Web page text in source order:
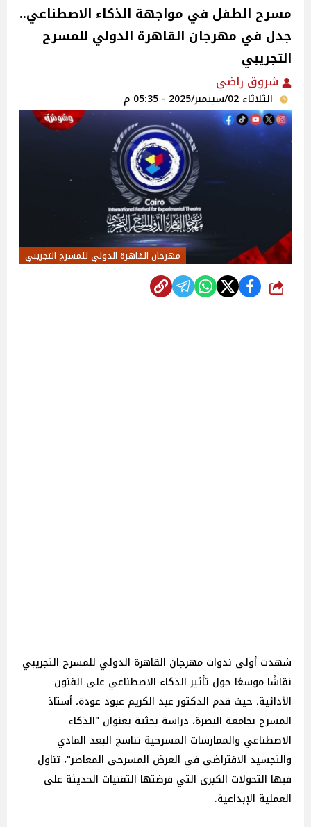
مسرح الطفل في مواجهة الذكاء الاصطناعي..
جدل في مهرجان القاهرة الدولي للمسرح
التجريبي‎
شروق راضي
الثلاثاء 02/سبتمبر/2025 - 05:35 م
مهرجان القاهرة الدولي للمسرح التجريبي
شارك
شهدت أولى ندوات مهرجان القاهرة الدولي للمسرح التجريبي
نقاشًا موسعًا حول تأثير الذكاء الاصطناعي على الفنون
الأدائية، حيث قدم الدكتور عبد الكريم عبود عودة، أستاذ
المسرح بجامعة البصرة، دراسة بحثية بعنوان "الذكاء
الاصطناعي والممارسات المسرحية تناسج البعد المادي
والتجسيد الافتراضي في العرض المسرحي المعاصر"، تناول
فيها التحولات الكبرى التي فرضتها التقنيات الحديثة على
العملية الإبداعية.